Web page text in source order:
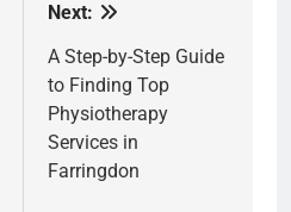
Next:
A Step-by-Step Guide
to Finding Top
Physiotherapy
Services in
Farringdon